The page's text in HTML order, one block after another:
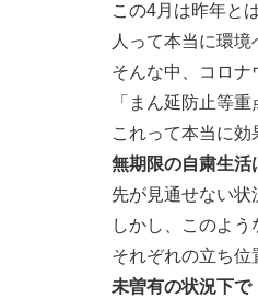
この4月は昨年と
人って本当に環境
そんな中、コロナ
「まん延防止等
これって本当に効
無期限の自粛生活
先が見通せない状
しかし、このよ
それぞれの立ち位
未曽有の状況下で